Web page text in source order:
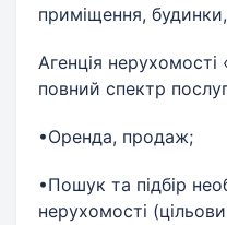
приміщення,
Агенція
повний спектр
•Оренда, продаж;
•Пошук та підбір
нерухомості